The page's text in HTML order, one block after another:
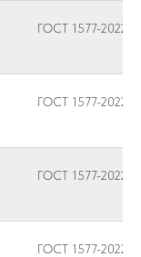
ГОСТ 1577-2022
ГОСТ 1577-2022
ГОСТ 1577-2022
ГОСТ 1577-2022